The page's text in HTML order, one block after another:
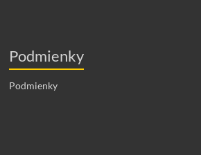
Podmienky
Podmienky